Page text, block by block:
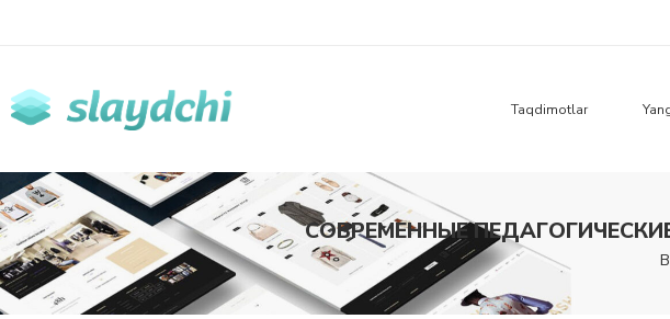
Taqdimotlar
СОВРЕМЕННЫЕ